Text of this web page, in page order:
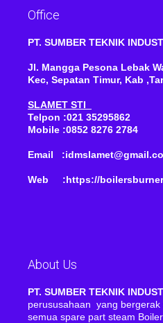
Office
PT. SUMBER TEKNIK
Jl. Mangga Pesona Lebak
Kec, Sepatan Timur, Kab
SLAMET STI
Telpon :021 35295862
Mobile :0852 8276 2784
Email
Web :https://
About Us
PT. SUMBER TEKNIK
perususahaan yang
semua spare part steam